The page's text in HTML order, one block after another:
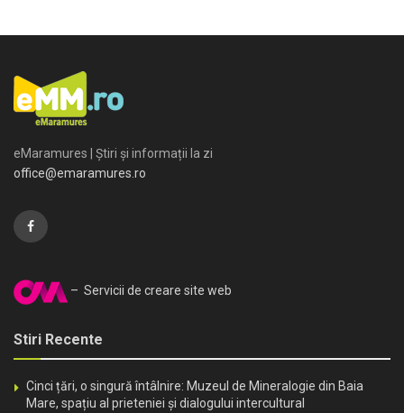
eMaramures | Știri și informații la zi
office@emaramures.ro
– Servicii de creare site web
Stiri Recente
Cinci țări, o singură întâlnire: Muzeul de Mineralogie din Baia
Mare, spațiu al prieteniei și dialogului intercultural